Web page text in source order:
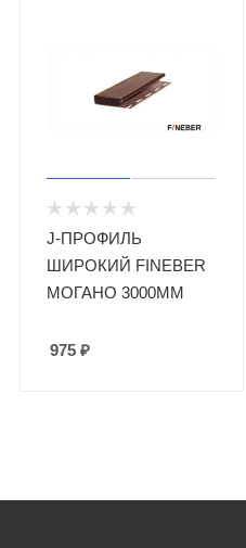
J-ПРОФИЛЬ
ШИРОКИЙ FINEBER
МОГАНО 3000ММ
975 ₽